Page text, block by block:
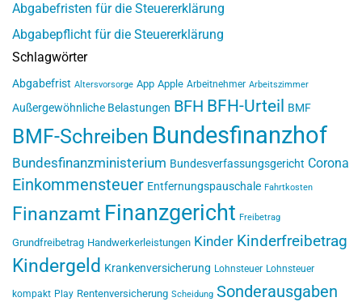
Abgabefristen für die Steuererklärung
Abgabepflicht für die Steuererklärung
Schlagwörter
Abgabefrist Altersvorsorge App Apple Arbeitnehmer Arbeitszimmer
Außergewöhnliche Belastungen BFH BFH-Urteil BMF
BMF-Schreiben Bundesfinanzhof
Bundesfinanzministerium Bundesverfassungsgericht Corona
Einkommensteuer Entfernungspauschale Fahrtkosten
Finanzamt Finanzgericht Freibetrag
Grundfreibetrag Handwerkerleistungen Kinder Kinderfreibetrag
Kindergeld Krankenversicherung Lohnsteuer Lohnsteuer
kompakt Play Rentenversicherung Scheidung Sonderausgaben